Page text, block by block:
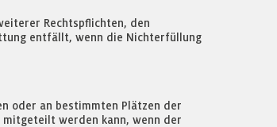
Rechtspflichten, den
entfällt, wenn die Nichterfüllung
oder an bestimmten Plätzen der
mitgeteilt werden kann, wenn der